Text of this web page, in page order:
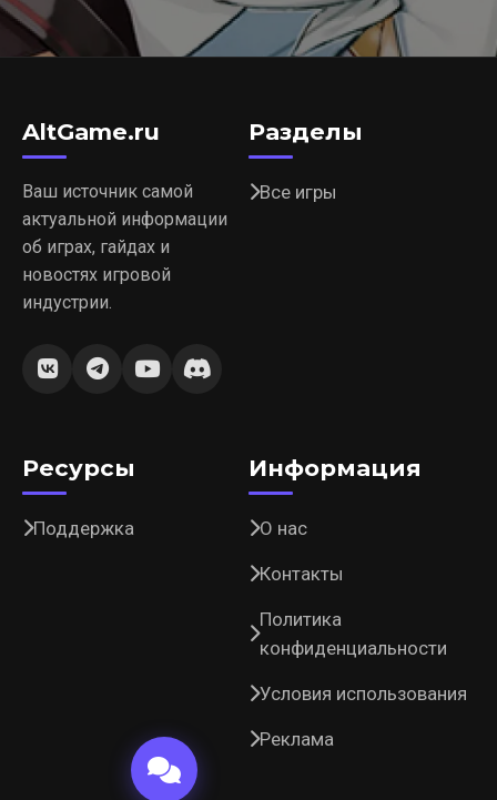
AltGame.ru
Ваш источник самой
актуальной информации
об играх, гайдах и
новостях игровой
индустрии.
Разделы
Все игры
Ресурсы
Поддержка
Информация
О нас
Контакты
Политика
конфиденциальности
Условия использования
Реклама